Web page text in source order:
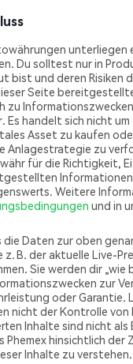
unterliegen
Du solltest nur in
bist und deren Risiken
Seite
zu
Es handelt sich nicht um
Asset zu kaufen
Anlagestrategie zu
für die Richtigkeit,
Informationen
Weitere
und in
Daten zur oben
B. der aktuelle Live-
Sie werden dir „wie
zur
oder Garantie.
nicht der Kontrolle von
Inhalte sind nicht als
hinsichtlich der
Inhalte zu